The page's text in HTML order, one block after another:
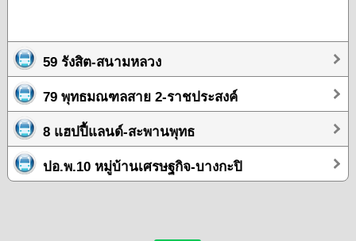
59 รังสิต-สนามหลวง
79 พุทธมณฑลสาย 2-ราชประสงค์
8 แฮปปี้แลนด์-สะพานพุทธ
ปอ.พ.10 หมู่บ้านเศรษฐกิจ-บางกะปิ